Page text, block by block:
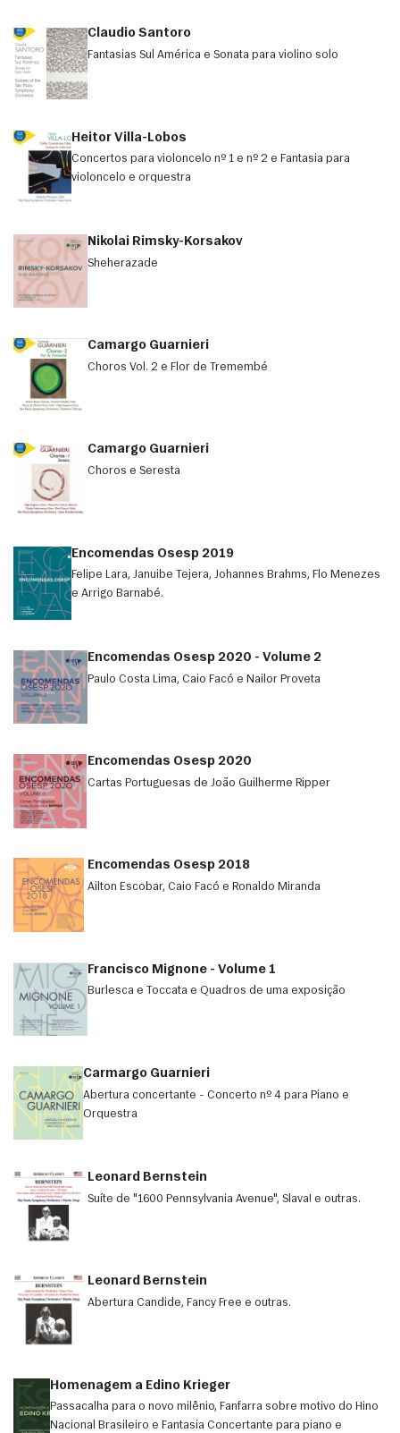
Claudio Santoro
Fantasias Sul América e Sonata para violino solo
Heitor Villa-Lobos
Concertos para violoncelo nº 1 e nº 2 e Fantasia para
violoncelo e orquestra
Nikolai Rimsky-Korsakov
Sheherazade
Camargo Guarnieri
Choros Vol. 2 e Flor de Tremembé
Camargo Guarnieri
Choros e Seresta
Encomendas Osesp 2019
Felipe Lara, Januibe Tejera, Johannes Brahms, Flo Menezes
e Arrigo Barnabé.
Encomendas Osesp 2020 - Volume 2
Paulo Costa Lima, Caio Facó e Nailor Proveta
Encomendas Osesp 2020
Cartas Portuguesas de João Guilherme Ripper
Encomendas Osesp 2018
Ailton Escobar, Caio Facó e Ronaldo Miranda
Francisco Mignone - Volume 1
Burlesca e Toccata e Quadros de uma exposição
Carmargo Guarnieri
Abertura concertante - Concerto nº 4 para Piano e
Orquestra
Leonard Bernstein
Suíte de "1600 Pennsylvania Avenue", Slava! e outras.
Leonard Bernstein
Abertura Candide, Fancy Free e outras.
Homenagem a Edino Krieger
Passacalha para o novo milênio, Fanfarra sobre motivo do Hino
Nacional Brasileiro e Fantasia Concertante para piano e